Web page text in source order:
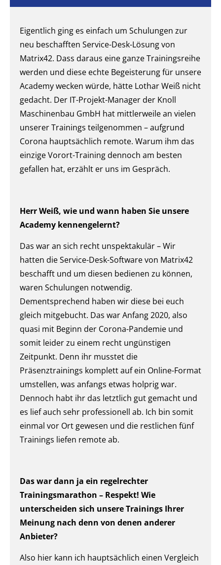
Eigentlich ging es einfach um Schulungen zur
neu beschafften Service-Desk-Lösung von
Matrix42. Dass daraus eine ganze Trainingsreihe
werden und diese echte Begeisterung für unsere
Academy wecken würde, hätte Lothar Weiß nicht
gedacht. Der IT-Projekt-Manager der Knoll
Maschinenbau GmbH hat mittlerweile an vielen
unserer Trainings teilgenommen – aufgrund
Corona hauptsächlich remote. Warum ihm das
einzige Vorort-Training dennoch am besten
gefallen hat, erzählt er uns im Gespräch.
Herr Weiß, wie und wann haben Sie unsere
Academy kennengelernt?
Das war an sich recht unspektakulär – Wir
hatten die Service-Desk-Software von Matrix42
beschafft und um diesen bedienen zu können,
waren Schulungen notwendig.
Dementsprechend haben wir diese bei euch
gleich mitgebucht. Das war Anfang 2020, also
quasi mit Beginn der Corona-Pandemie und
somit leider zu einem recht ungünstigen
Zeitpunkt. Denn ihr musstet die
Präsenztrainings komplett auf ein Online-Format
umstellen, was anfangs etwas holprig war.
Dennoch habt ihr das letztlich gut gemacht und
es lief auch sehr professionell ab. Ich bin somit
einmal vor Ort gewesen und die restlichen fünf
Trainings liefen remote ab.
Das war dann ja ein regelrechter
Trainingsmarathon – Respekt! Wie
unterscheiden sich unsere Trainings Ihrer
Meinung nach denn von denen anderer
Anbieter?
Also hier kann ich hauptsächlich einen Vergleich